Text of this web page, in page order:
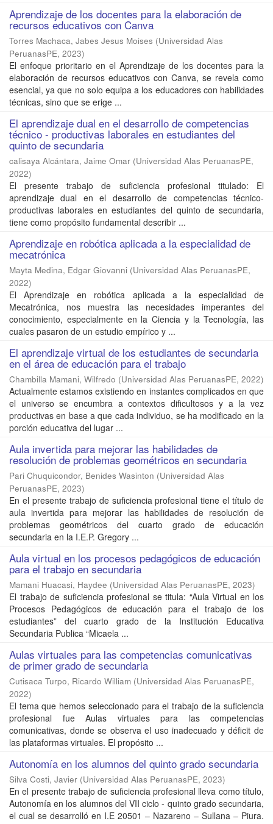
Aprendizaje de los docentes para la elaboración de
recursos educativos con Canva
Torres Machaca, Jabes Jesus Moises (Universidad Alas
PeruanasPE, 2023)
El enfoque prioritario en el Aprendizaje de los docentes para la
elaboración de recursos educativos con Canva, se revela como
esencial, ya que no solo equipa a los educadores con habilidades
técnicas, sino que se erige ...
El aprendizaje dual en el desarrollo de competencias
técnico - productivas laborales en estudiantes del
quinto de secundaria
calisaya Alcántara, Jaime Omar (Universidad Alas PeruanasPE,
2022)
El presente trabajo de suficiencia profesional titulado: El
aprendizaje dual en el desarrollo de competencias técnico-
productivas laborales en estudiantes del quinto de secundaria,
tiene como propósito fundamental describir ...
Aprendizaje en robótica aplicada a la especialidad de
mecatrónica
Mayta Medina, Edgar Giovanni (Universidad Alas PeruanasPE,
2022)
El Aprendizaje en robótica aplicada a la especialidad de
Mecatrónica, nos muestra las necesidades imperantes del
conocimiento, especialmente en la Ciencia y la Tecnología, las
cuales pasaron de un estudio empírico y ...
El aprendizaje virtual de los estudiantes de secundaria
en el área de educación para el trabajo
Chambilla Mamani, Wilfredo (Universidad Alas PeruanasPE, 2022)
Actualmente estamos existiendo en instantes complicados en que
el universo se encumbra a contextos dificultosos y a la vez
productivas en base a que cada individuo, se ha modificado en la
porción educativa del lugar ...
Aula invertida para mejorar las habilidades de
resolución de problemas geométricos en secundaria
Pari Chuquicondor, Benides Wasinton (Universidad Alas
PeruanasPE, 2023)
En el presente trabajo de suficiencia profesional tiene el título de
aula invertida para mejorar las habilidades de resolución de
problemas geométricos del cuarto grado de educación
secundaria en la I.E.P. Gregory ...
Aula virtual en los procesos pedagógicos de educación
para el trabajo en secundaria
Mamani Huacasi, Haydee (Universidad Alas PeruanasPE, 2023)
El trabajo de suficiencia profesional se titula: “Aula Virtual en los
Procesos Pedagógicos de educación para el trabajo de los
estudiantes” del cuarto grado de la Institución Educativa
Secundaria Publica “Micaela ...
Aulas virtuales para las competencias comunicativas
de primer grado de secundaria
Cutisaca Turpo, Ricardo William (Universidad Alas PeruanasPE,
2022)
El tema que hemos seleccionado para el trabajo de la suficiencia
profesional fue Aulas virtuales para las competencias
comunicativas, donde se observa el uso inadecuado y déficit de
las plataformas virtuales. El propósito ...
Autonomía en los alumnos del quinto grado secundaria
Silva Costi, Javier (Universidad Alas PeruanasPE, 2023)
En el presente trabajo de suficiencia profesional lleva como título,
Autonomía en los alumnos del VII ciclo - quinto grado secundaria,
el cual se desarrolló en I.E 20501 – Nazareno – Sullana – Piura.